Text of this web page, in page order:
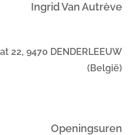
Ingrid Van Autrève
22, 9470 DENDERLEEUW
(België)
Openingsuren